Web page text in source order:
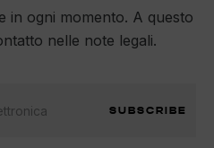
in ogni momento. A questo
nelle note legali.
SUBSCRIBE